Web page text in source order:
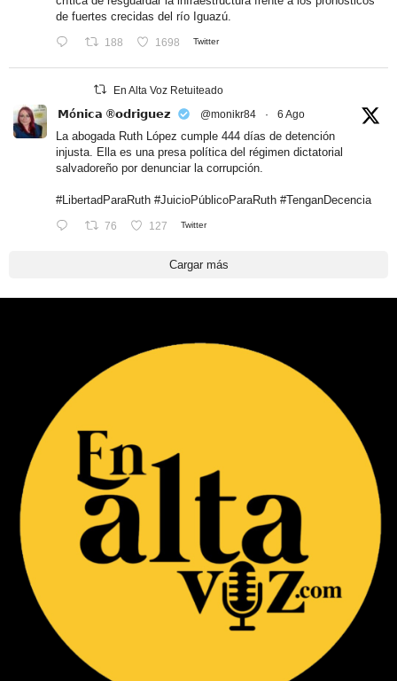
de fuertes crecidas del río Iguazú.
188 1698 Twitter
En Alta Voz Retuiteado
𝗠ó𝗻𝗶𝗰𝗮 ®𝗼𝗱𝗿𝗶𝗴𝘂𝗲𝘇 @monikr84 · 6 Ago
La abogada Ruth López cumple 444 días de detención
injusta. Ella es una presa política del régimen dictatorial
salvadoreño por denunciar la corrupción.
#LibertadParaRuth #JuicioPúblicoParaRuth #TenganDecencia
76 127 Twitter
Cargar más